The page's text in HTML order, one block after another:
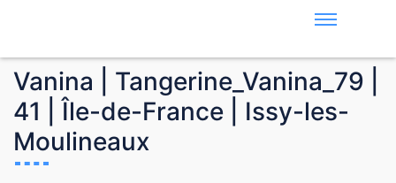
Vanina | Tangerine_Vanina_79 |
41 | Île-de-France | Issy-les-
Moulineaux